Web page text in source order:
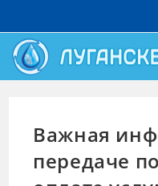
Важная
передаче